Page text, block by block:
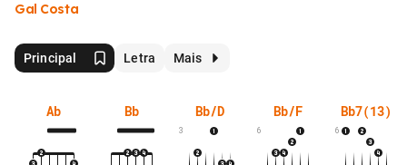
Gal Costa
Principal Letra Mais
Ab Bb Bb/D
3
Bb/F
6
Bb7(13)
6